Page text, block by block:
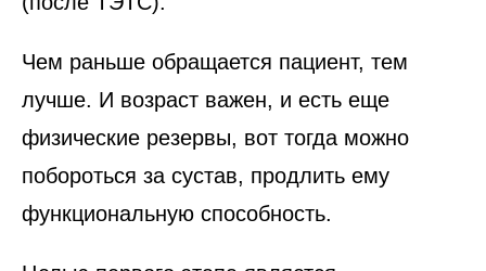
Чем раньше обращается пациент, тем
лучше. И возраст важен, и есть еще
физические резервы, вот тогда можно
побороться за сустав, продлить ему
функциональную способность.